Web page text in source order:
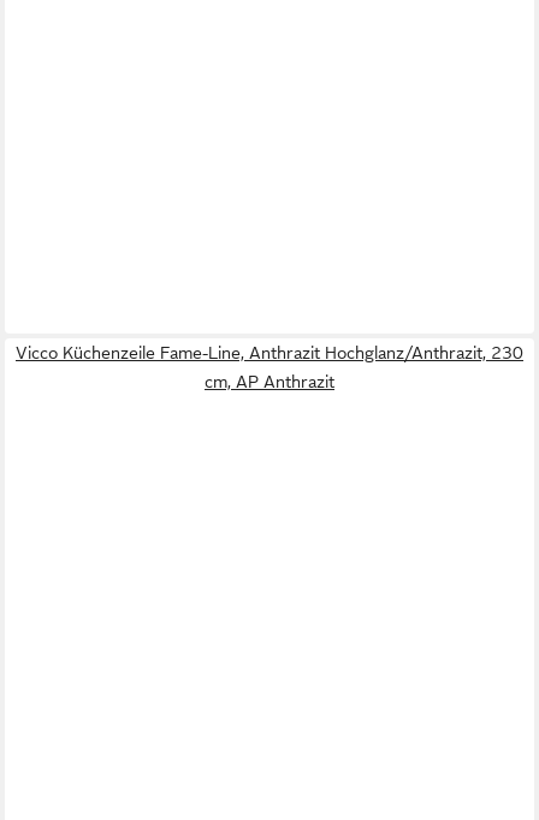
Vicco Küchenzeile Fame-Line, Anthrazit Hochglanz/Anthrazit, 230
cm, AP Anthrazit